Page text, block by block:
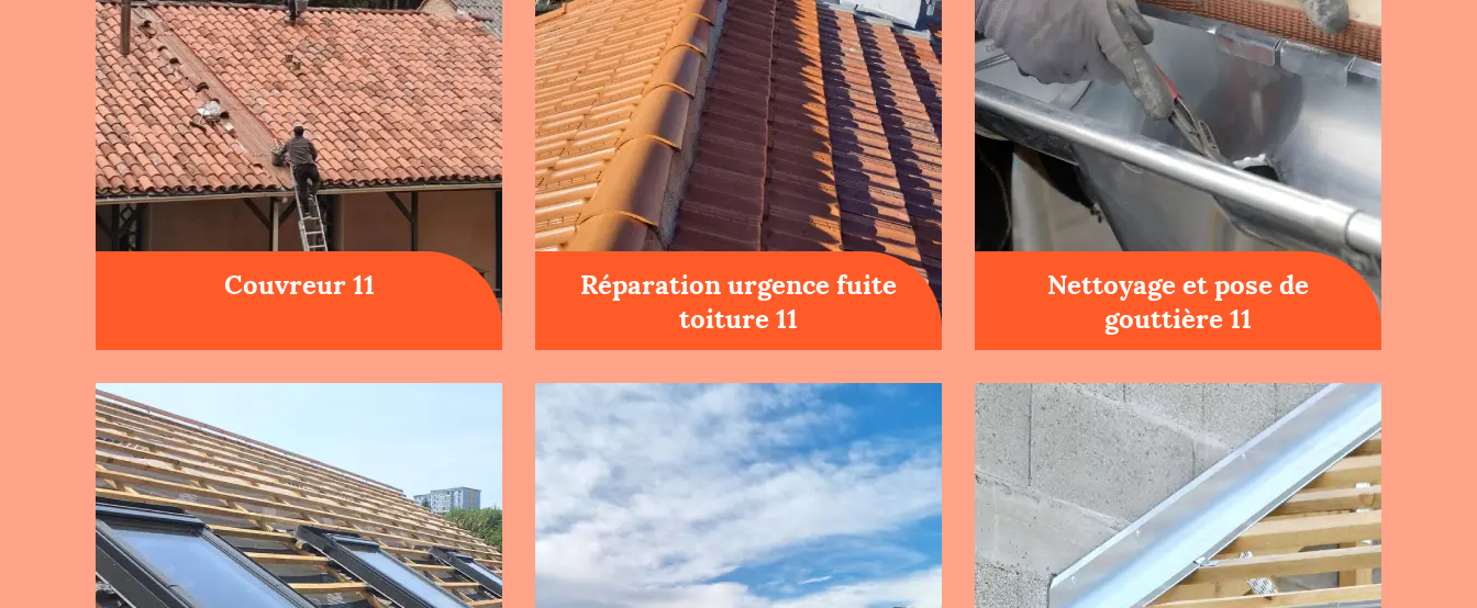
Couvreur 11
Réparation urgence fuite
toiture 11
Nettoyage et pose de
gouttière 11